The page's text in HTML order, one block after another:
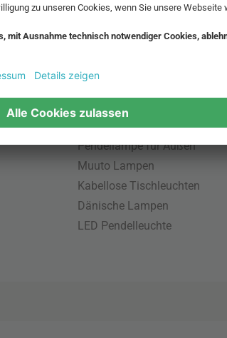
Beliebte Leuchten
Pendellampe für Außen
Muuto Lampen
Kabellose Tischleuchten
Dänische Lampen
LED Pendelleuchte